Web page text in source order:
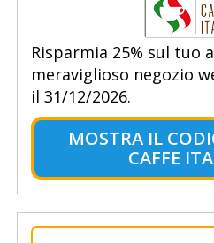
Risparmia 25% sul tuo
meraviglioso negozio
il 31/12/2026.
MOSTRA IL
CAFFE